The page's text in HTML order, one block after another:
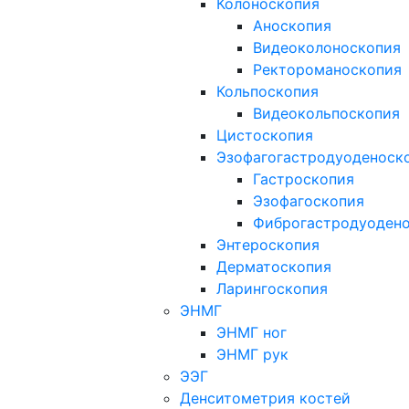
Колоноскопия
Аноскопия
Видеоколоноскопия
Ректороманоскопия
Кольпоскопия
Видеокольпоскопия
Цистоскопия
Гастроскопия
Эзофагоскопия
Энтероскопия
Дерматоскопия
Ларингоскопия
ЭНМГ
ЭНМГ ног
ЭНМГ рук
ЭЭГ
Денситометрия костей